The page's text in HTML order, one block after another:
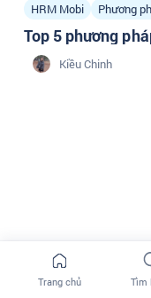
HRM Mobi Phương
Top 5 phương
Kiều Chinh
Trang chủ Tìm